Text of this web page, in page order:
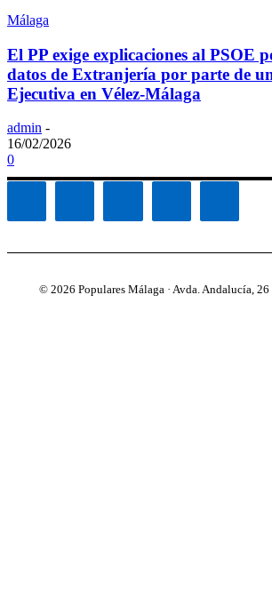
Málaga
El PP exige explicaciones al PSOE
datos de Extranjería por parte de
Ejecutiva en Vélez-Málaga
admin -
16/02/2026
0
© 2026 Populares Málaga · Avda. Andalucía,